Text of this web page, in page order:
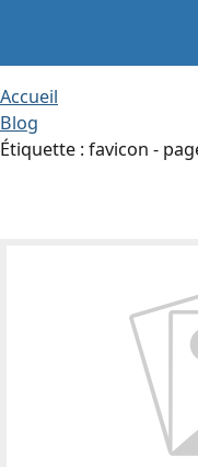
Accueil
Blog
Étiquette : favicon -